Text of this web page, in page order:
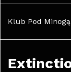
Klub Pod